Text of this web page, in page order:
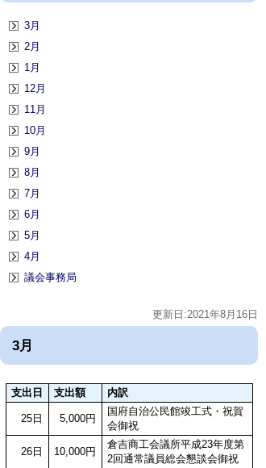
3月
2月
1月
12月
11月
10月
9月
8月
7月
6月
5月
4月
議会事務局
更新日:2021年8月16日
3月
支出日 支出額 内訳
25日 5,000円
国府自治公民館竣工式・祝賀
会御祝
26日 10,000円
倉吉商工会議所平成23年度第
2回通常議員総会懇談会御祝